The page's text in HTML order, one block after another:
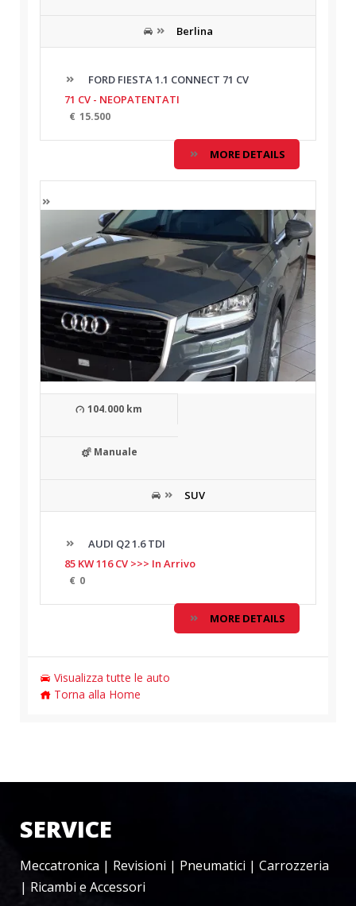
Berlina
FORD FIESTA 1.1 CONNECT 71 CV
71 CV - NEOPATENTATI
€ 15.500
MORE DETAILS
104.000 km
Manuale
SUV
AUDI Q2 1.6 TDI
85 KW 116 CV >>> In Arrivo
€ 0
MORE DETAILS
Visualizza tutte le auto
Torna alla Home
SERVICE
Meccatronica | Revisioni | Pneumatici | Carrozzeria
| Ricambi e Accessori